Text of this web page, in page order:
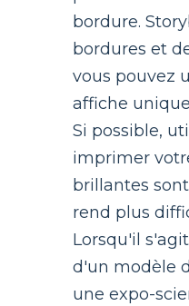
bordure.
bordures et
vous pouvez
affiche
Si possible,
imprimer
brillantes
rend plus
Lorsqu'il
d'un modèle
une expo-